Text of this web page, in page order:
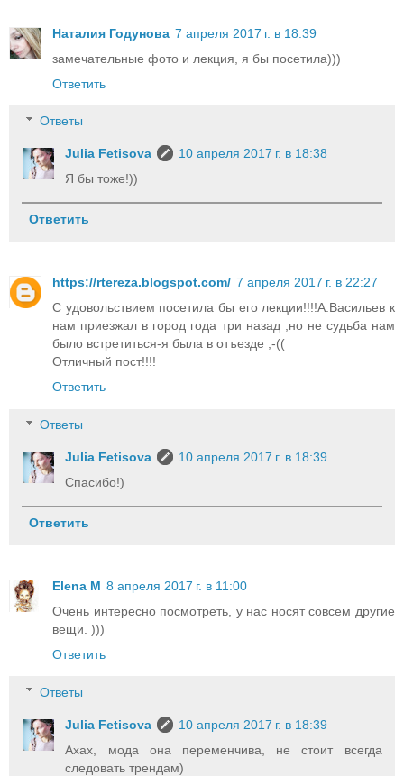
Наталия Годунова 7 апреля 2017 г. в 18:39
замечательные фото и лекция, я бы посетила)))
Ответить
Ответы
Julia Fetisova
10 апреля 2017 г. в 18:38
Я бы тоже!))
Ответить
https://rtereza.blogspot.com/ 7 апреля 2017 г. в 22:27
С удовольствием посетила бы его лекции!!!!А.Васильев к
нам приезжал в город года три назад ,но не судьба нам
было встретиться-я была в отъезде ;-((
Отличный пост!!!!
Ответить
Ответы
Julia Fetisova
10 апреля 2017 г. в 18:39
Спасибо!)
Ответить
Elena M 8 апреля 2017 г. в 11:00
Очень интересно посмотреть, у нас носят совсем другие
вещи. )))
Ответить
Ответы
Julia Fetisova
10 апреля 2017 г. в 18:39
Ахах, мода она переменчива, не стоит всегда
следовать трендам)